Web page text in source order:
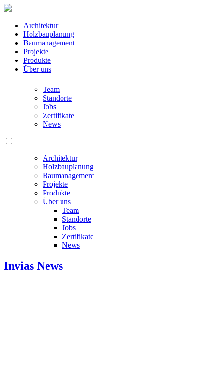
Architektur
Holzbauplanung
Baumanagement
Projekte
Produkte
Über uns
Team
Standorte
Jobs
Zertifikate
News
Architektur
Holzbauplanung
Baumanagement
Projekte
Produkte
Über uns
Team
Standorte
Jobs
Zertifikate
News
Invias News